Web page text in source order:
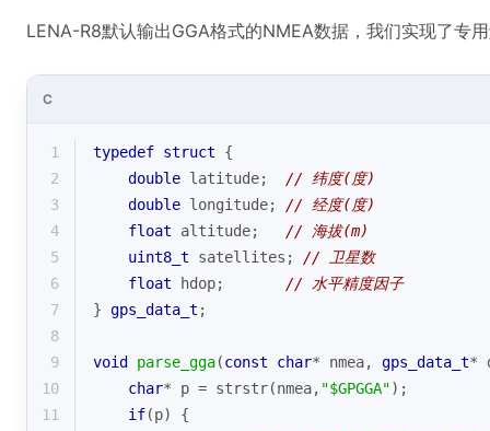
LENA-R8默认输出GGA格式的NMEA数据，我们实现了专
C
1 typedef struct {
2
double latitude; // 纬度(度)
3
double longitude; // 经度(度)
4
float altitude; // 海拔(m)
5
uint8_t satellites; // 卫星数
6
float hdop; // 水平精度因子
7
} gps_data_t ;
8
9
void parse_gga(const char* nmea, gps_data_t*
10
char* p = strstr(nmea, "$GPGGA");
11
if(p) {